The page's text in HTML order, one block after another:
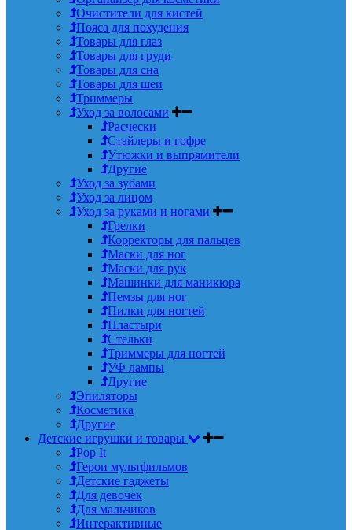
Очистители для кистей
Пояса для похудения
Товары для глаз
Товары для груди
Товары для сна
Товары для шеи
Триммеры
Уход за волосами
Расчески
Стайлеры и гофре
Утюжки и выпрямители
Другие
Уход за зубами
Уход за лицом
Уход за руками и ногами
Грелки
Корректоры для пальцев
Маски для ног
Маски для рук
Машинки для маникюра
Пемзы для ног
Пилки для ногтей
Пластыри
Стельки
Триммеры для ногтей
УФ лампы
Другие
Эпиляторы
Косметика
Другие
Детские игрушки и товары
Pop It
Герои мультфильмов
Детские гаджеты
Для девочек
Для мальчиков
Интерактивные